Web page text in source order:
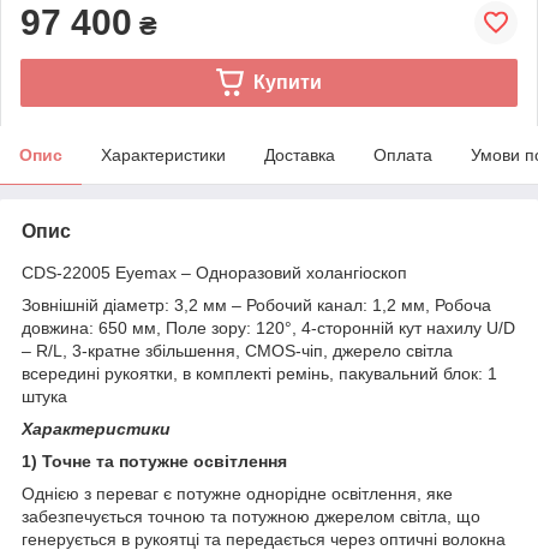
97 400 ₴
Купити
Опис Характеристики Доставка Оплата Умови
Опис
CDS-22005 Eyemax – Одноразовий холангіоскоп
Зовнішній діаметр: 3,2 мм – Робочий канал: 1,2 мм, Робоча
довжина: 650 мм, Поле зору: 120°, 4-сторонній кут нахилу U/D
– R/L, 3-кратне збільшення, CMOS-чіп, джерело світла
всередині рукоятки, в комплекті ремінь, пакувальний блок: 1
штука
Характеристики
1) Точне та потужне освітлення
Однією з переваг є потужне однорідне освітлення, яке
забезпечується точною та потужною джерелом світла, що
генерується в рукоятці та передається через оптичні волокна